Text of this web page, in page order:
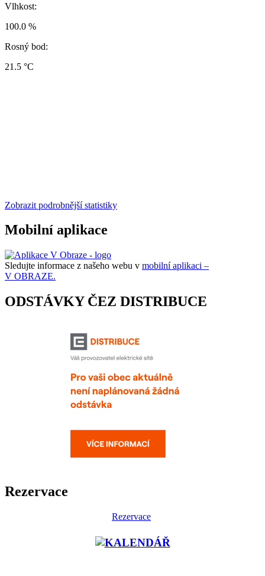
Vlhkost:
100.0 %
Rosný bod:
21.5 °C
Zobrazit podrobnější statistiky
Mobilní aplikace
Sledujte informace z našeho webu v mobilní aplikaci –
V OBRAZE.
ODSTÁVKY ČEZ DISTRIBUCE
Rezervace
Rezervace